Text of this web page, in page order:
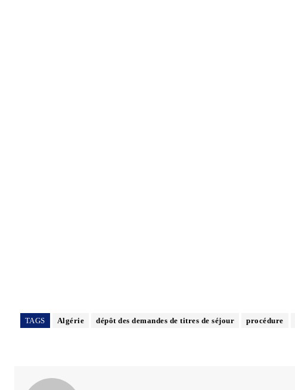
TAGS Algérie dépôt des demandes de titres de séjour procédure